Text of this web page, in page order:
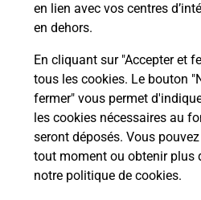
en lien avec vos centres
en dehors.
En cliquant sur "Accepter et
tous les cookies. Le bouton
fermer" vous permet
les cookies nécessaires au
seront déposés. Vous
tout moment ou obtenir plus
notre politique de cookies.
CONSIGNE CC CRF STJACQUES